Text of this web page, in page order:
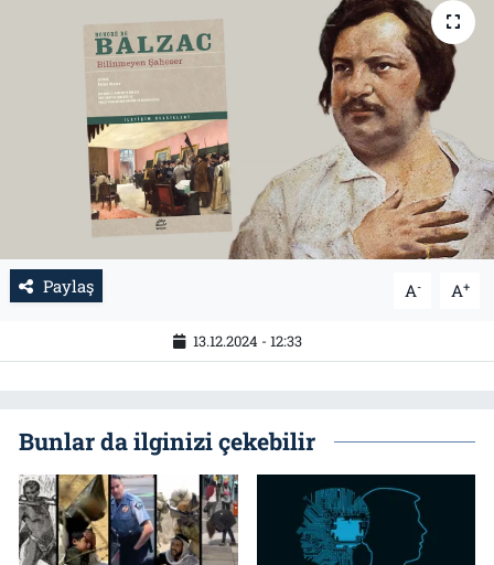
Paylaş A- A+
13.12.2024 - 12:33
Bunlar da ilginizi çekebilir
Tarih
İletişim
Künye